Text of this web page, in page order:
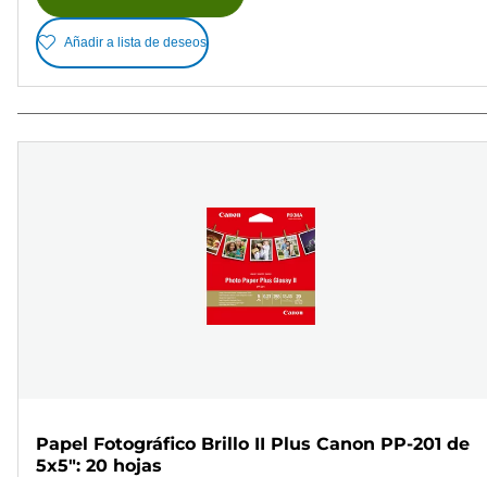
Añadir a lista de deseos
Papel Fotográfico Brillo II Plus Canon PP-201 de
5x5": 20 hojas